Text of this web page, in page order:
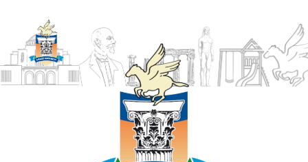
ΔΗΜΟΣ
ΚΟΡΙΝΘΙΩΝ